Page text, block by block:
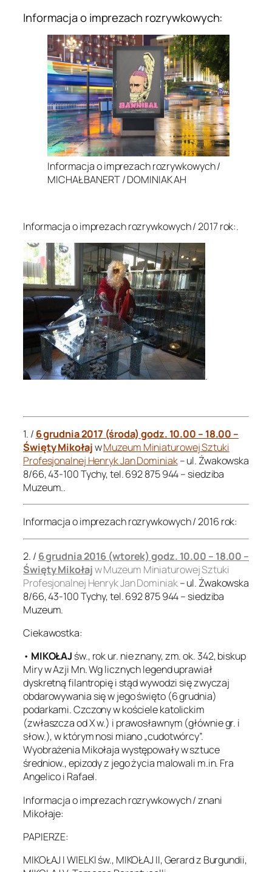
Informacja o imprezach rozrywkowych:
Informacja o imprezach rozrywkowych /
MICHAŁ BANERT / DOMINIAK AH
Informacja o imprezach rozrywkowych / 2017 rok:.
.
1. / 6 grudnia 2017 (środa) godz. 10.00 – 18.00 –
Święty MikołajwMuzeum Miniaturowej Sztuki
Profesjonalnej Henryk Jan Dominiak– ul. Żwakowska
8/66, 43-100 Tychy, tel. 692 875 944 – siedziba
Muzeum..
Informacja o imprezach rozrywkowych / 2016 rok:
2. / 6 grudnia 2016 (wtorek) godz. 10.00 – 18.00 –
Święty Mikołajw Muzeum Miniaturowej Sztuki
Profesjonalnej Henryk Jan Dominiak– ul. Żwakowska
8/66, 43-100 Tychy, tel. 692 875 944 – siedziba
Muzeum.
Ciekawostka:
• MIKOŁAJ św., rok ur. nie znany, zm. ok. 342, biskup
Miry w Azji Mn. Wg licznych legend uprawiał
dyskretną filantropię i stąd wywodzi się zwyczaj
obdarowywania się w jego święto (6 grudnia)
podarkami. Czczony w kościele katolickim
(zwłaszcza od X w.) i prawosławnym (głównie gr. i
słow.), w którym nosi miano „cudotwórcy”.
Wyobrażenia Mikołaja występowały w sztuce
średniow., epizody z jego życia malowali m.in. Fra
Angelico i Rafael.
Informacja o imprezach rozrywkowych / znani
Mikołaje:
PAPIERZE:
MIKOŁAJ I WIELKI św., MIKOŁAJ II, Gerard z Burgundii,